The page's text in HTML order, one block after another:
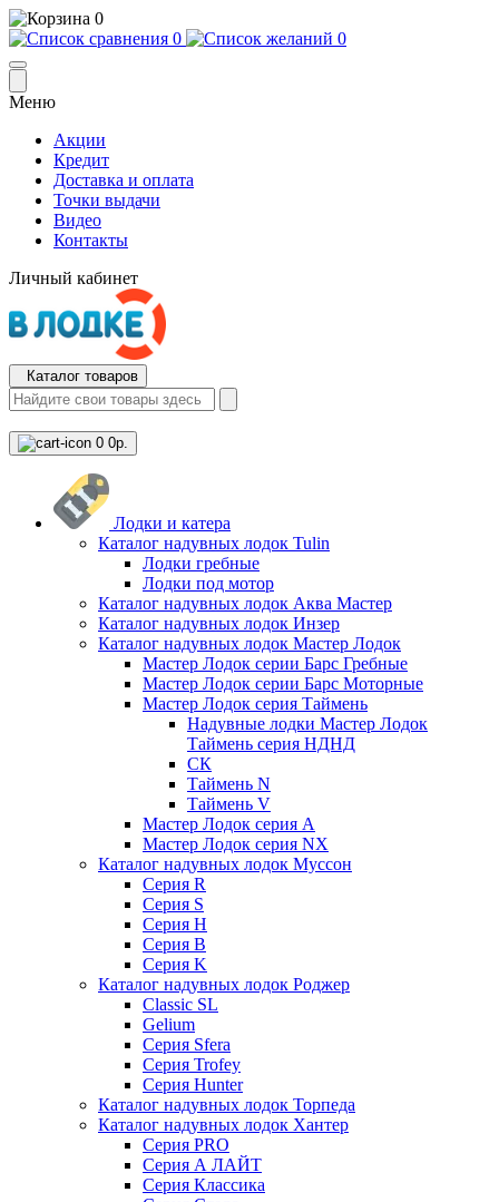
0
0
0
Меню
Акции
Кредит
Доставка и оплата
Точки выдачи
Видео
Контакты
Личный кабинет
Каталог товаров
0 0р.
Лодки и катера
Каталог надувных лодок Tulin
Лодки гребные
Лодки под мотор
Каталог надувных лодок Аква Мастер
Каталог надувных лодок Инзер
Каталог надувных лодок Мастер Лодок
Мастер Лодок серии Барс Гребные
Мастер Лодок серии Барс Моторные
Мастер Лодок серия Таймень
Надувные лодки Мастер Лодок
Таймень серия НДНД
СК
Таймень N
Таймень V
Мастер Лодок серия А
Мастер Лодок серия NX
Каталог надувных лодок Муссон
Серия R
Серия S
Серия H
Серия B
Серия K
Каталог надувных лодок Роджер
Classic SL
Gelium
Серия Sfera
Серия Trofey
Серия Hunter
Каталог надувных лодок Торпеда
Каталог надувных лодок Хантер
Серия PRO
Серия А ЛАЙТ
Серия Классика